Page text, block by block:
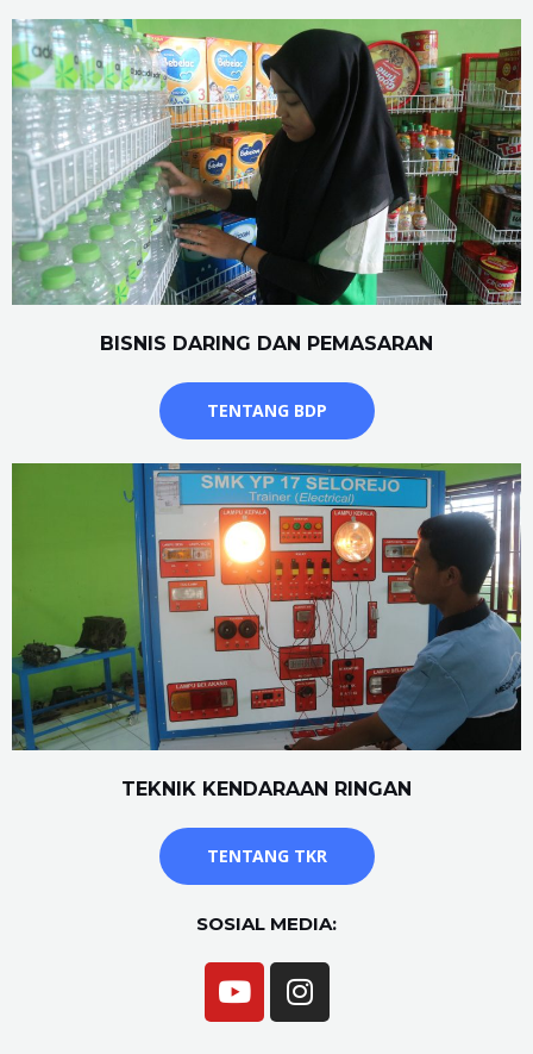
BISNIS DARING DAN PEMASARAN
TENTANG BDP
TEKNIK KENDARAAN RINGAN
TENTANG TKR
SOSIAL MEDIA: